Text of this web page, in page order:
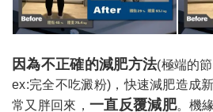
因為不正確的減肥方法(極端的
ex:完全不吃澱粉)，快速減肥造成
常又胖回來， 一直反覆減肥。機